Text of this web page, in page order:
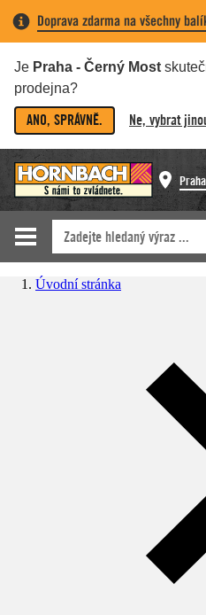
Doprava zdarma na všechny
Je Praha - Černý Most
prodejna?
ANO, SPRÁVNĚ. Ne, vybrat
Úvodní stránka